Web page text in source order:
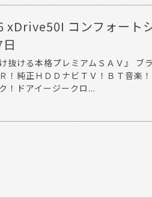
xDrive50I コンフォート
抜ける本格プレミアムＳＡＶ』 ブ
！純正ＨＤＤナビＴＶ！ＢＴ音楽
！ドアイージークロ...